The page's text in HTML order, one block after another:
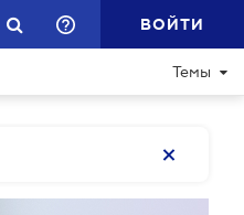
ВОЙТИ
Темы